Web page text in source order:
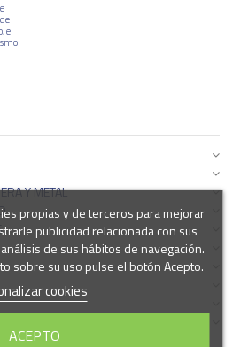
el
Y METAL
propias y de terceros para mejorar
publicidad relacionada con sus
de sus hábitos de navegación.
sobre su uso pulse el botón Acepto.
cookies
ACEPTO